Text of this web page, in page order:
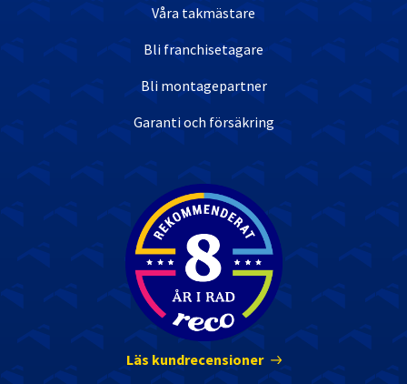
Våra takmästare
Bli franchisetagare
Bli montagepartner
Garanti och försäkring
Nöjda kunder
Läs kundrecensioner